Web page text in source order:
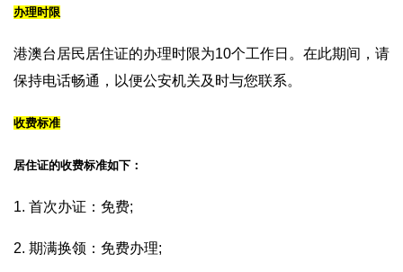
办理时限
港澳台居民居住证的办理时限为10个工作日。在此期间，请
保持电话畅通，以便公安机关及时与您联系。
收费标准
居住证的收费标准如下：
1. 首次办证：免费;
2. 期满换领：免费办理;